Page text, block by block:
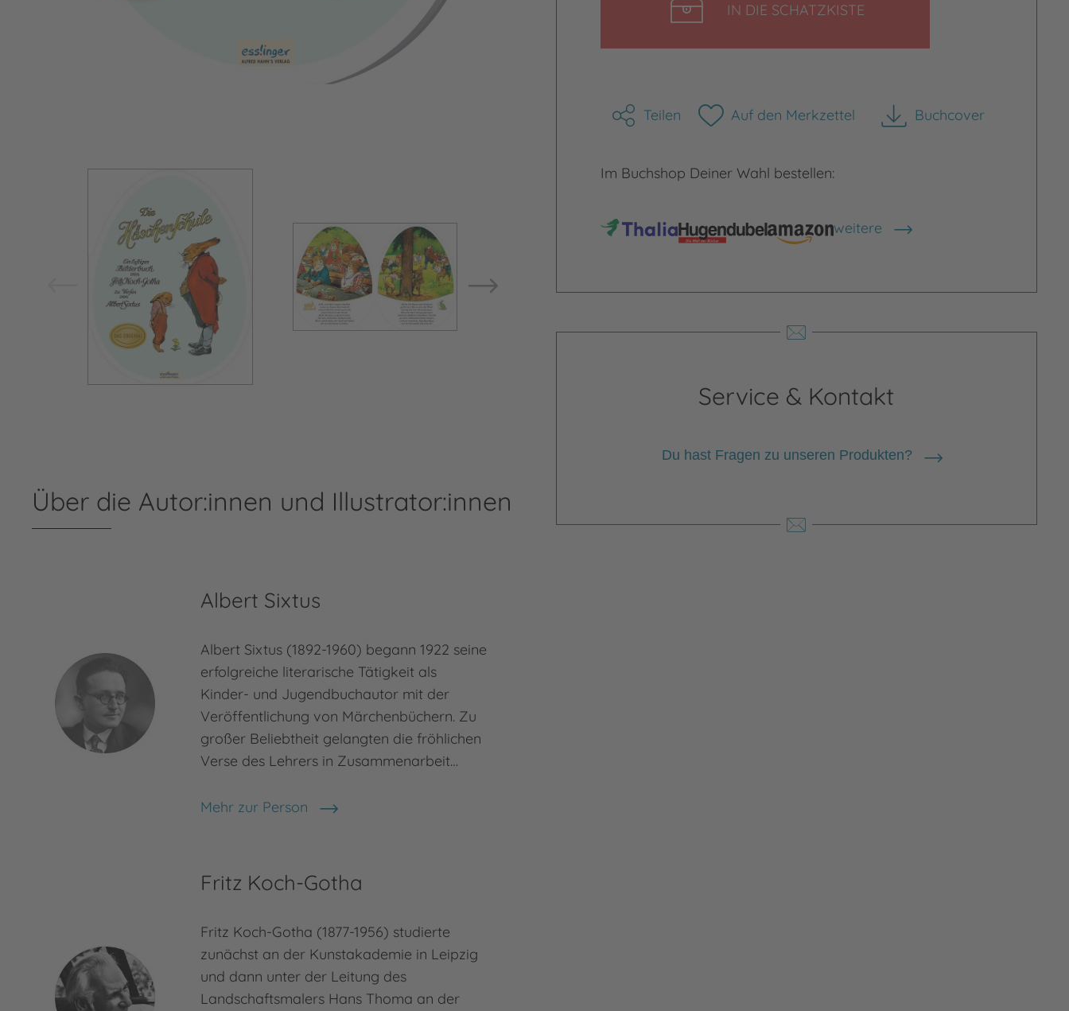
Bild vergrößern Bild vergrößern
IN DIE SCHATZKISTE
Teilen Auf den Merkzettel Buchcover
herunterladen
Im Buchshop Deiner Wahl bestellen:
weitere
Shops anzeigen
Service & Kontakt
Du hast Fragen zu unseren Produkten?
Über die Autor:innen und Illustrator:innen
Albert Sixtus
Albert Sixtus (1892-1960) begann 1922 seine
erfolgreiche literarische Tätigkeit als
Kinder- und Jugendbuchautor mit der
Veröffentlichung von Märchenbüchern. Zu
großer Beliebtheit gelangten die fröhlichen
Verse des Lehrers in Zusammenarbeit…
Mehr zur Person
Albert Sixtus
Fritz Koch-Gotha
Fritz Koch-Gotha (1877-1956) studierte
zunächst an der Kunstakademie in Leipzig
und dann unter der Leitung des
Landschaftsmalers Hans Thoma an der